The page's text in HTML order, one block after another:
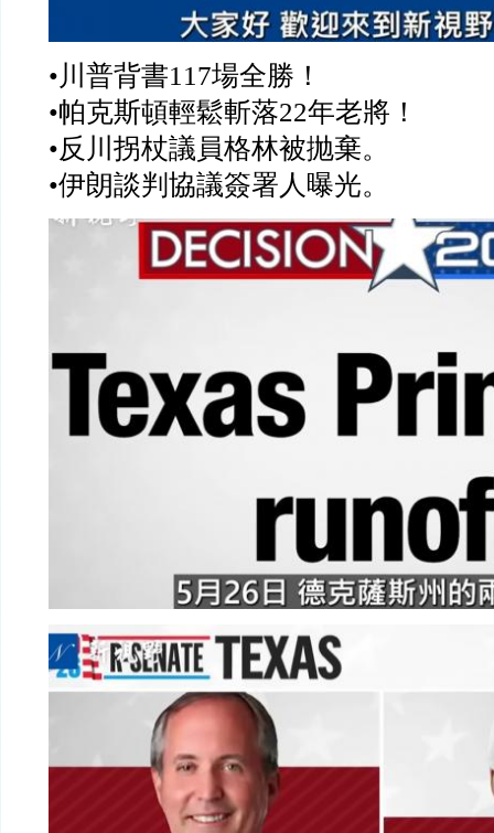
•川普背書117場全勝！
•帕克斯頓輕鬆斬落22年老將！
•反川拐杖議員格林被抛棄。
•伊朗談判協議簽署人曝光。